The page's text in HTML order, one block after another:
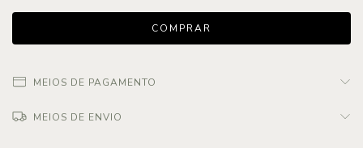
MEIOS DE PAGAMENTO
MEIOS DE ENVIO